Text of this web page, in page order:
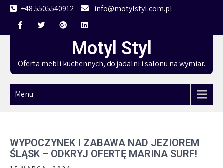
Skip
content
+48 5505540912 info@motylstyl.com.pl
Motyl Styl
Oferta mebli kuchennych, do jadalni i salonu na wymiar.
Menu
WYPOCZYNEK I ZABAWA NAD JEZIOREM
ŚLĄSK – ODKRYJ OFERTĘ MARINA SURF!